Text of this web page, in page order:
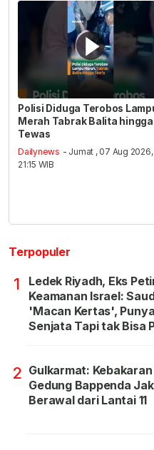
Polisi Diduga Terobos
Merah Tabrak Balita hingga
Tewas
Dailynews - Jumat , 07 Aug 2026,
21:15 WIB
Terpopuler
1
Ledek Riyadh, Eks
Keamanan Israel:
'Macan Kertas', Punya
Senjata Tapi tak Bisa
2 Gulkarmat: Kebakaran
Gedung Bappenda
Berawal dari Lantai 11